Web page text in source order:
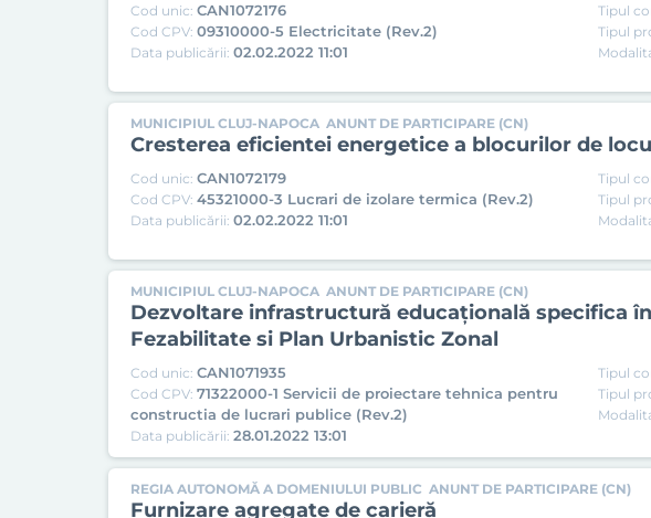
Cod unic: CAN1072176
Cod CPV: 09310000-5 Electricitate (Rev.2)
Data publicării: 02.02.2022 11:01
Tipul
Tipul
MUNICIPIUL CLUJ-NAPOCA ANUNT DE PARTICIPARE (CN)
Cresterea eficientei energetice a blocurilor de
Cod unic: CAN1072179
Cod CPV: 45321000-3 Lucrari de izolare termica (Rev.2)
Data publicării: 02.02.2022 11:01
Tipul
Tipul
MUNICIPIUL CLUJ-NAPOCA ANUNT DE PARTICIPARE (CN)
Dezvoltare infrastructură educațională specifica
Fezabilitate si Plan Urbanistic Zonal
Cod unic: CAN1071935
Cod CPV: 71322000-1 Servicii de proiectare tehnica pentru
constructia de lucrari publice (Rev.2)
Data publicării: 28.01.2022 13:01
Tipul
Tipul
REGIA AUTONOMĂ A DOMENIULUI PUBLIC ANUNT DE PARTICIPARE (CN)
Furnizare agregate de carieră